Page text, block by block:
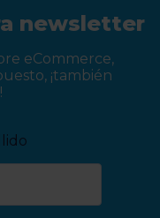
newsletter
eCommerce,
¡también